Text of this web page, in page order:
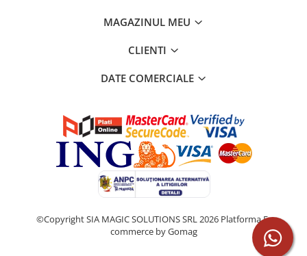
MAGAZINUL MEU
CLIENTI
DATE COMERCIALE
©Copyright SIA MAGIC SOLUTIONS SRL 2026 Platforma E-
commerce by Gomag